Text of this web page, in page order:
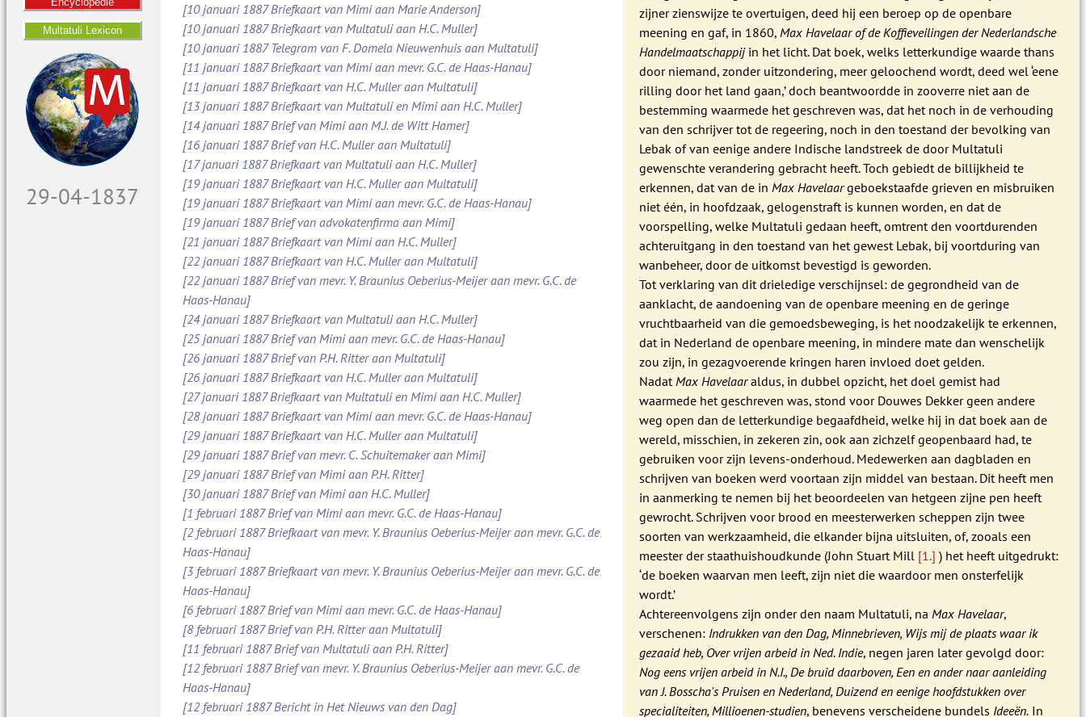
Multatuli Lexicon
30-04-1837
[10 januari 1887 Briefkaart van Mimi aan Marie Anderson]
[10 januari 1887 Briefkaart van Multatuli aan H.C. Muller]
[10 januari 1887 Telegram van F. Domela Nieuwenhuis aan Multatuli]
[11 januari 1887 Briefkaart van Mimi aan mevr. G.C. de Haas-Hanau]
[11 januari 1887 Briefkaart van H.C. Muller aan Multatuli]
[13 januari 1887 Briefkaart van Multatuli en Mimi aan H.C. Muller]
[14 januari 1887 Brief van Mimi aan M.J. de Witt Hamer]
[16 januari 1887 Brief van H.C. Muller aan Multatuli]
[17 januari 1887 Briefkaart van Multatuli aan H.C. Muller]
[19 januari 1887 Briefkaart van H.C. Muller aan Multatuli]
[19 januari 1887 Briefkaart van Mimi aan mevr. G.C. de Haas-Hanau]
[19 januari 1887 Brief van advokatenfirma aan Mimi]
[21 januari 1887 Briefkaart van Mimi aan H.C. Muller]
[22 januari 1887 Briefkaart van H.C. Muller aan Multatuli]
[22 januari 1887 Brief van mevr. Y. Braunius Oeberius-Meijer aan mevr. G.C. de
Haas-Hanau]
[24 januari 1887 Briefkaart van Multatuli aan H.C. Muller]
[25 januari 1887 Brief van Mimi aan mevr. G.C. de Haas-Hanau]
[26 januari 1887 Brief van P.H. Ritter aan Multatuli]
[26 januari 1887 Briefkaart van H.C. Muller aan Multatuli]
[27 januari 1887 Briefkaart van Multatuli en Mimi aan H.C. Muller]
[28 januari 1887 Briefkaart van Mimi aan mevr. G.C. de Haas-Hanau]
[29 januari 1887 Briefkaart van H.C. Muller aan Multatuli]
[29 januari 1887 Brief van mevr. C. Schuitemaker aan Mimi]
[29 januari 1887 Brief van Mimi aan P.H. Ritter]
[30 januari 1887 Brief van Mimi aan H.C. Muller]
[1 februari 1887 Brief van Mimi aan mevr. G.C. de Haas-Hanau]
[2 februari 1887 Briefkaart van mevr. Y. Braunius Oeberius-Meijer aan mevr. G.C. de
Haas-Hanau]
[3 februari 1887 Briefkaart van mevr. Y. Braunius Oeberius-Meijer aan mevr. G.C. de
Haas-Hanau]
[6 februari 1887 Brief van Mimi aan mevr. G.C. de Haas-Hanau]
[8 februari 1887 Brief van P.H. Ritter aan Multatuli]
[11 februari 1887 Brief van Multatuli aan P.H. Ritter]
[12 februari 1887 Brief van mevr. Y. Braunius Oeberius-Meijer aan mevr. G.C. de
Haas-Hanau]
[12 februari 1887 Bericht in Het Nieuws van den Dag]
zijner zienswijze te overtuigen, deed hij een beroep op de openbare
meening en gaf, in 1860,Max Havelaar of de Koffieveilingen der Nederlandsche
Handelmaatschappijin het licht. Dat boek, welks letterkundige waarde thans
door niemand, zonder uitzondering, meer geloochend wordt, deed wel ‘eene
rilling door het land gaan,’ doch beantwoordde in zooverre niet aan de
bestemming waarmede het geschreven was, dat het noch in de verhouding
van den schrijver tot de regeering, noch in den toestand der bevolking van
Lebak of van eenige andere Indische landstreek de door Multatuli
gewenschte verandering gebracht heeft. Toch gebiedt de billijkheid te
erkennen, dat van de inMax Havelaargeboekstaafde grieven en misbruiken
niet één, in hoofdzaak, gelogenstraft is kunnen worden, en dat de
voorspelling, welke Multatuli gedaan heeft, omtrent den voortdurenden
achteruitgang in den toestand van het gewest Lebak, bij voortduring van
wanbeheer, door de uitkomst bevestigd is geworden.
Tot verklaring van dit drieledige verschijnsel: de gegrondheid van de
aanklacht, de aandoening van de openbare meening en de geringe
vruchtbaarheid van die gemoedsbeweging, is het noodzakelijk te erkennen,
dat in Nederland de openbare meening, in mindere mate dan wenschelijk
zou zijn, in gezagvoerende kringen haren invloed doet gelden.
NadatMax Havelaaraldus, in dubbel opzicht, het doel gemist had
waarmede het geschreven was, stond voor Douwes Dekker geen andere
weg open dan de letterkundige begaafdheid, welke hij in dat boek aan de
wereld, misschien, in zekeren zin, ook aan zichzelf geopenbaard had, te
gebruiken voor zijn levens-onderhoud. Medewerken aan dagbladen en
schrijven van boeken werd voortaan zijn middel van bestaan. Dit heeft men
in aanmerking te nemen bij het beoordeelen van hetgeen zijne pen heeft
gewrocht. Schrijven voor brood en meesterwerken scheppen zijn twee
soorten van werkzaamheid, die elkander bijna uitsluiten, of, zooals een
meester der staathuishoudkunde (John Stuart Mill [1.]) het heeft uitgedrukt:
‘de boeken waarvan men leeft, zijn niet die waardoor men onsterfelijk
wordt.’
Achtereenvolgens zijn onder den naam Multatuli, naMax Havelaar,
verschenen: Indrukken van den Dag, Minnebrieven, Wijs mij de plaats waar ik
gezaaid heb, Over vrijen arbeid in Ned. Indie, negen jaren later gevolgd door:
Nog eens vrijen arbeid in N.I., De bruid daarboven, Een en ander naar aanleiding
van J. Bosscha's Pruisen en Nederland, Duizend en eenige hoofdstukken over
specialiteiten, Millioenen-studien, benevens verscheidene bundels Ideeën. In